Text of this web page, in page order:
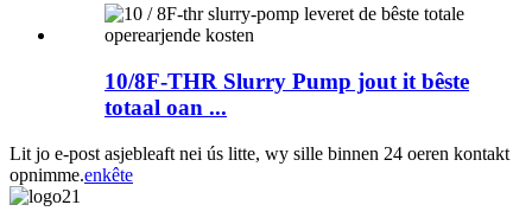
10/8F-THR Slurry Pump jout it bêste
totaal oan ...
Lit jo e-post asjebleaft nei ús litte, wy sille binnen 24 oeren kontakt
opnimme.enkête